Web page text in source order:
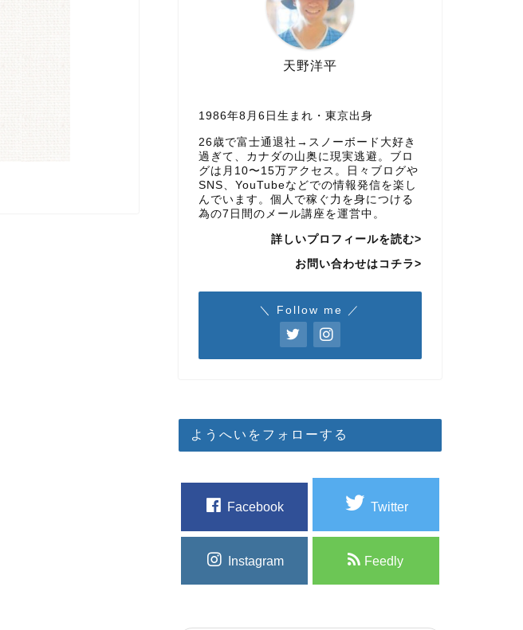
天野洋平
1986年8月6日生まれ・東京出身
26歳で富士通退社→スノーボード大好き
過ぎて、カナダの山奥に現実逃避。ブロ
グは月10〜15万アクセス。日々ブログや
SNS、YouTubeなどでの情報発信を楽し
んでいます。個人で稼ぐ力を身につける
為の7日間のメール講座を運営中。
詳しいプロフィールを読む>
お問い合わせはコチラ>
＼ Follow me ／
ようへいをフォローする
Facebook Twitter
Instagram Feedly